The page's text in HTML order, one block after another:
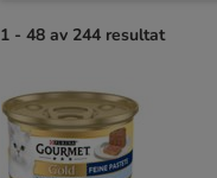
1 - 48 av 244 resultat